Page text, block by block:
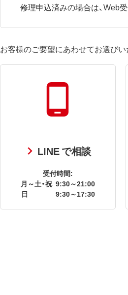
修理申込済みの場合は、Web受
お客様のご要望にあわせてお選び
LINE で相談
受付時間:
月～土・祝 9:30～21:00
日
9:30～17:30